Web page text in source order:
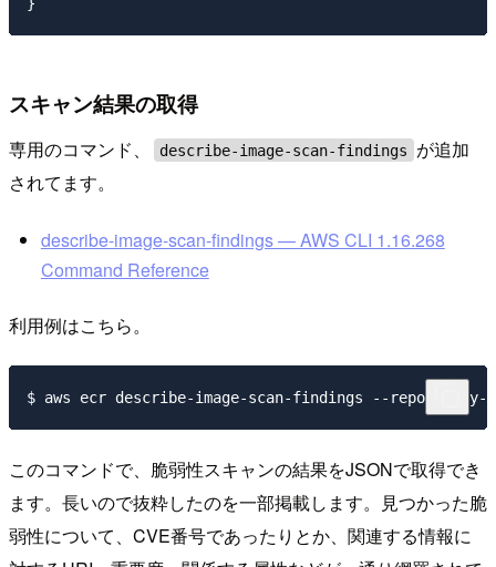
スキャン結果の取得
専用のコマンド、 describe-image-scan-findings
が追加
されてます。
describe-image-scan-findings — AWS CLI 1.16.268
Command Reference
利用例はこちら。
このコマンドで、脆弱性スキャンの結果をJSONで取得でき
ます。長いので抜粋したのを一部掲載します。見つかった脆
弱性について、CVE番号であったりとか、関連する情報に